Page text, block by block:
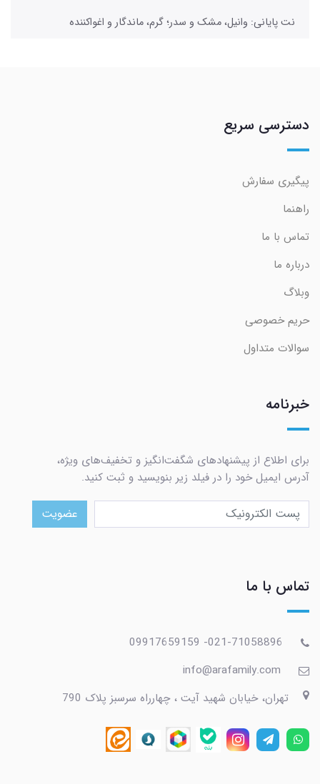
نت پایانی: وانیل، مشک و سدر؛ گرم، ماندگار و اغواکننده
دسترسی سریع
پیگیری سفارش
راهنما
تماس با ما
درباره ما
وبلاگ
حریم خصوصی
سوالات متداول
خبرنامه
برای اطلاع از پیشنهادهای شگفت‌انگیز و تخفیف‌های ویژه،
آدرس ایمیل خود را در فیلد زیر بنویسید و ثبت کنید.
عضویت
تماس با ما
تهران، خیابان شهید آیت ، چهارراه سرسبز پلاک 790